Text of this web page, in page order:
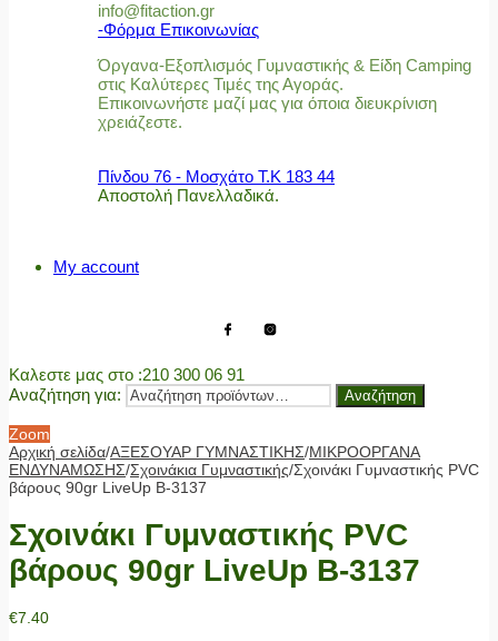
info@fitaction.gr
-Φόρμα Επικοινωνίας
Όργανα-Εξοπλισμός Γυμναστικής & Είδη Camping
στις Καλύτερες Τιμές της Αγοράς.
Επικοινωνήστε μαζί μας για όποια διευκρίνιση
χρειάζεστε.
Πίνδου 76 - Μοσχάτο Τ.Κ 183 44
Αποστολή Πανελλαδικά.
My account
Καλεστε μας στο :210 300 06 91
Αναζήτηση για:
Αναζήτηση
Zoom
Αρχική σελίδα/ΑΞΕΣΟΥΑΡ ΓΥΜΝΑΣΤΙΚΗΣ/ΜΙΚΡΟΟΡΓΑΝΑ
ΕΝΔΥΝΑΜΩΣΗΣ/Σχοινάκια Γυμναστικής/Σχοινάκι Γυμναστικής PVC
βάρους 90gr LiveUp Β-3137
Σχοινάκι Γυμναστικής PVC
βάρους 90gr LiveUp Β-3137
€7.40